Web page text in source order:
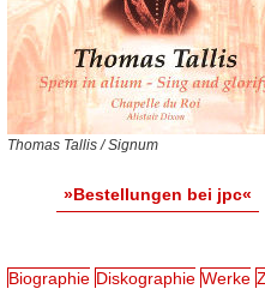
Thomas Tallis / Signum
»Bestellungen bei jpc«
Biographie Diskographie Werke